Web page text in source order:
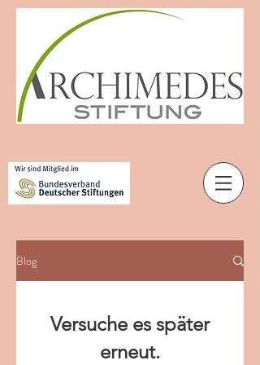
Blog
Versuche es später
erneut.